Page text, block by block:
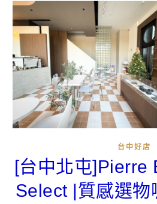
台中好店
[台中北屯]Pierre
Select |質感選物